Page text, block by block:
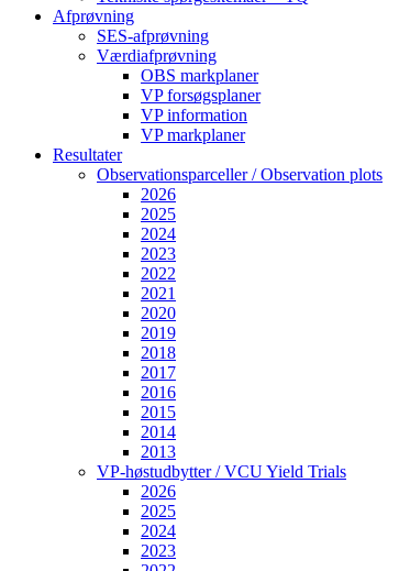
Afprøvning
SES-afprøvning
Værdiafprøvning
OBS markplaner
VP forsøgsplaner
VP information
VP markplaner
Resultater
Observationsparceller / Observation plots
2026
2025
2024
2023
2022
2021
2020
2019
2018
2017
2016
2015
2014
2013
VP-høstudbytter / VCU Yield Trials
2026
2025
2024
2023